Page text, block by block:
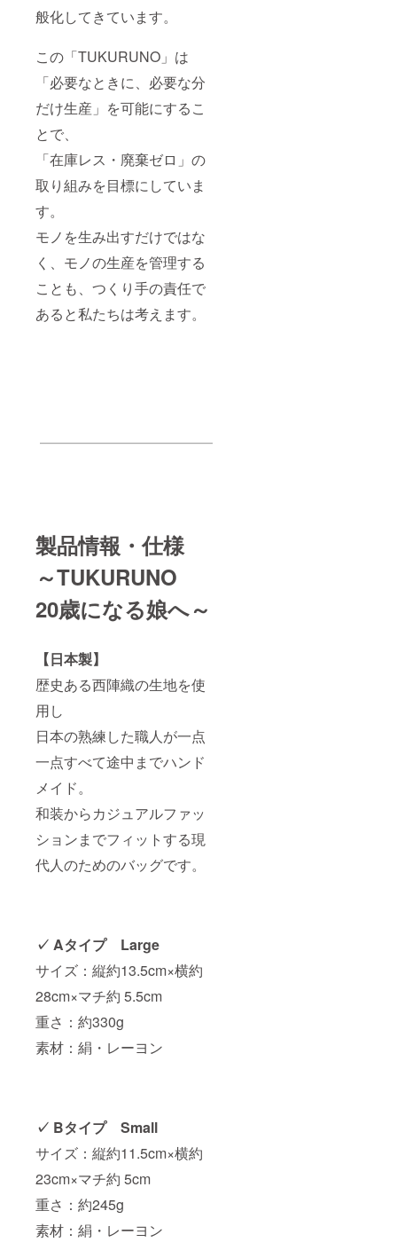
般化してきています。
この「TUKURUNO」は
「必要なときに、必要な分
だけ生産」を可能にするこ
とで、
「在庫レス・廃棄ゼロ」の
取り組みを目標にしていま
す。
モノを生み出すだけではな
く、モノの生産を管理する
ことも、つくり手の責任で
あると私たちは考えます。
製品情報・仕様
～TUKURUNO
20歳になる娘へ～
【日本製】
歴史ある西陣織の生地を使
用し
日本の熟練した職人が一点
一点すべて途中までハンド
メイド。
和装からカジュアルファッ
ションまでフィットする現
代人のためのバッグです。
✓ Aタイプ Large
サイズ：縦約13.5cm×横約
28cm×マチ約 5.5cm
重さ：約330g
素材：絹・レーヨン
✓ Bタイプ Small
サイズ：縦約11.5cm×横約
23cm×マチ約 5cm
重さ：約245g
素材：絹・レーヨン